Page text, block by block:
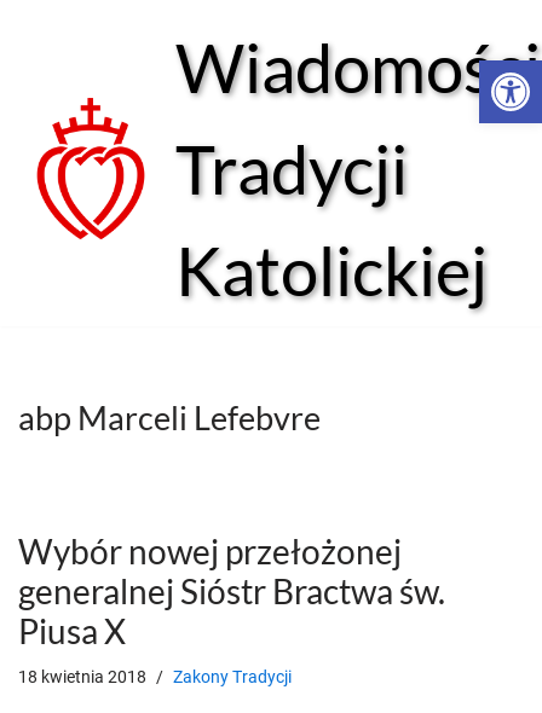
treści
Wiadomości
Tradycji
Katolickiej
abp Marceli Lefebvre
Wybór nowej przełożonej
generalnej Sióstr Bractwa św.
Piusa X
18 kwietnia 2018 Zakony Tradycji